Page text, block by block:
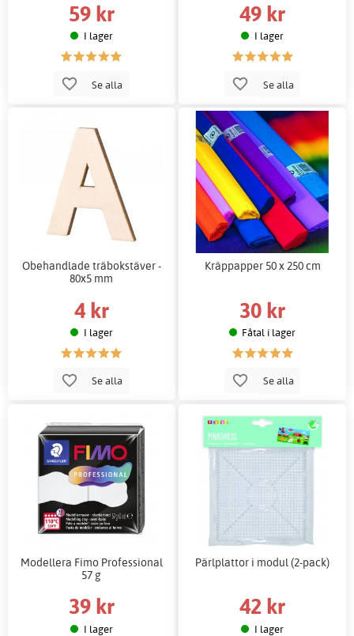
59 kr
I lager
Se alla
49 kr
I lager
Se alla
Obehandlade träbokstäver -
80x5 mm
4 kr
I lager
Se alla
Kräppapper 50 x 250 cm
30 kr
Fåtal i lager
Se alla
Modellera Fimo Professional
57 g
39 kr
I lager
Pärlplattor i modul (2-pack)
42 kr
I lager